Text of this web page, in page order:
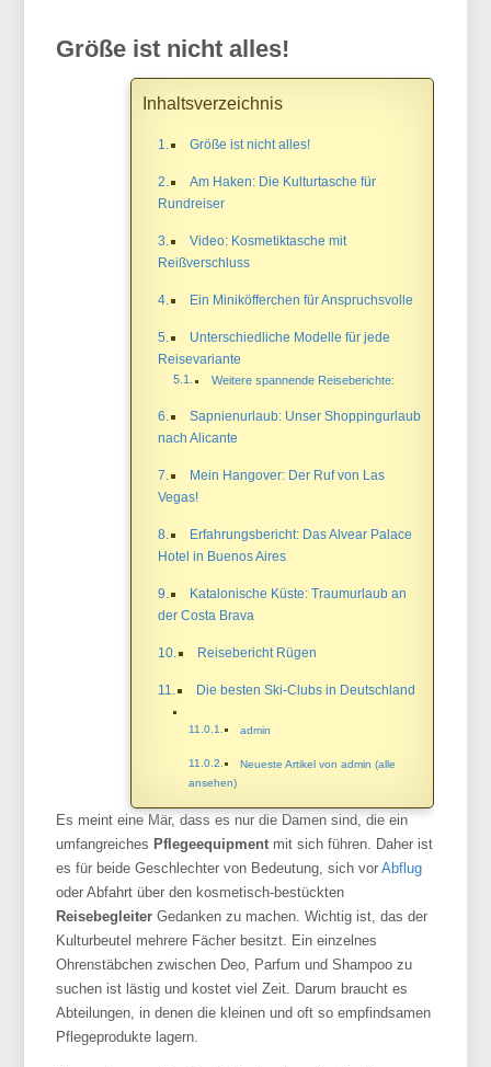
Größe ist nicht alles!
Inhaltsverzeichnis
Größe ist nicht alles!
Am Haken: Die Kulturtasche für
Rundreiser
Video: Kosmetiktasche mit
Reißverschluss
Ein Miniköfferchen für Anspruchsvolle
Unterschiedliche Modelle für jede
Reisevariante
Weitere spannende Reiseberichte:
Sapnienurlaub: Unser Shoppingurlaub
nach Alicante
Mein Hangover: Der Ruf von Las
Vegas!
Erfahrungsbericht: Das Alvear Palace
Hotel in Buenos Aires
Katalonische Küste: Traumurlaub an
der Costa Brava
Reisebericht Rügen
Die besten Ski-Clubs in Deutschland
admin
Neueste Artikel von admin (alle
ansehen)
Es meint eine Mär, dass es nur die Damen sind, die ein
umfangreiches Pflegeequipment mit sich führen. Daher ist
es für beide Geschlechter von Bedeutung, sich vorAbflug
oder Abfahrt über den kosmetisch-bestückten
Reisebegleiter Gedanken zu machen. Wichtig ist, das der
Kulturbeutel mehrere Fächer besitzt. Ein einzelnes
Ohrenstäbchen zwischen Deo, Parfum und Shampoo zu
suchen ist lästig und kostet viel Zeit. Darum braucht es
Abteilungen, in denen die kleinen und oft so empfindsamen
Pflegeprodukte lagern.